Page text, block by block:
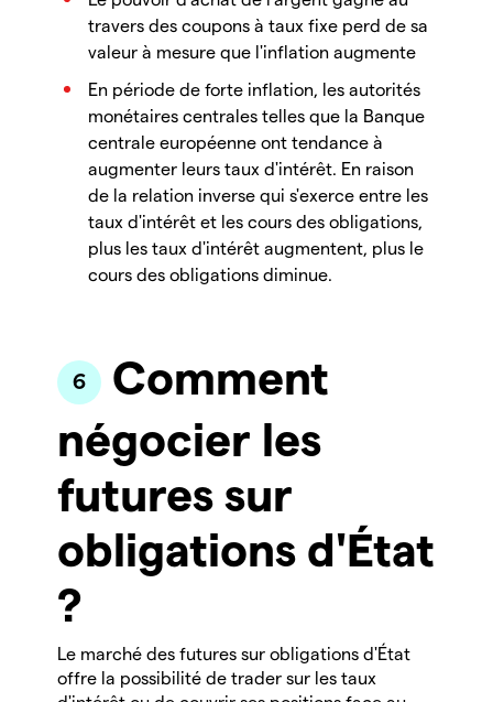
travers des coupons à taux fixe perd de sa
valeur à mesure que l'inflation augmente
En période de forte inflation, les autorités
monétaires centrales telles que la Banque
centrale européenne ont tendance à
augmenter leurs taux d'intérêt. En raison
de la relation inverse qui s'exerce entre les
taux d'intérêt et les cours des obligations,
plus les taux d'intérêt augmentent, plus le
cours des obligations diminue.
Comment
négocier les
futures sur
obligations d'État
?
Le marché des futures sur obligations d'État
offre la possibilité de trader sur les taux